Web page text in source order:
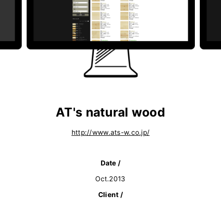
AT's natural wood
http://www.ats-w.co.jp/
Date /
Oct.2013
Client /